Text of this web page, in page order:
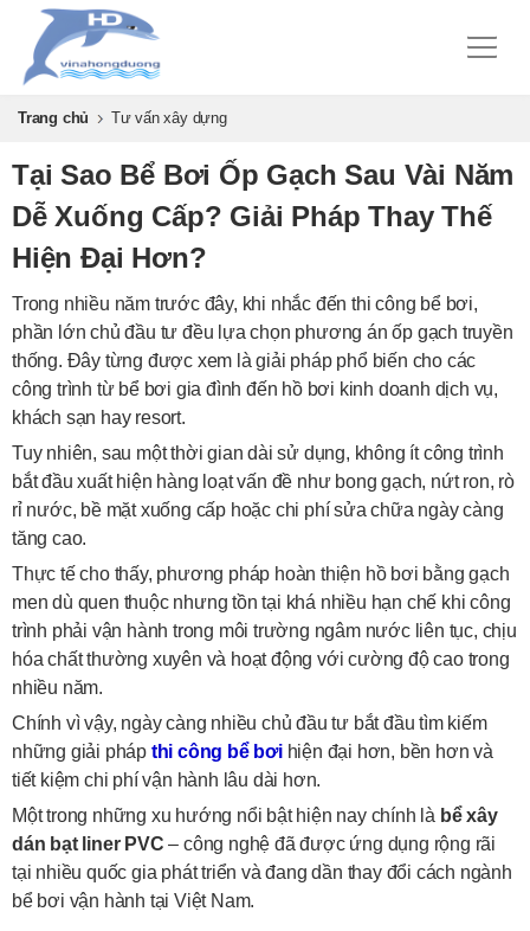
Trang chủ Tư vấn xây dựng
Tại Sao Bể Bơi Ốp Gạch Sau Vài Năm
Dễ Xuống Cấp? Giải Pháp Thay Thế
Hiện Đại Hơn?
Trong nhiều năm trước đây, khi nhắc đến thi công bể bơi,
phần lớn chủ đầu tư đều lựa chọn phương án ốp gạch truyền
thống. Đây từng được xem là giải pháp phổ biến cho các
công trình từ bể bơi gia đình đến hồ bơi kinh doanh dịch vụ,
khách sạn hay resort.
Tuy nhiên, sau một thời gian dài sử dụng, không ít công trình
bắt đầu xuất hiện hàng loạt vấn đề như bong gạch, nứt ron, rò
rỉ nước, bề mặt xuống cấp hoặc chi phí sửa chữa ngày càng
tăng cao.
Thực tế cho thấy, phương pháp hoàn thiện hồ bơi bằng gạch
men dù quen thuộc nhưng tồn tại khá nhiều hạn chế khi công
trình phải vận hành trong môi trường ngâm nước liên tục, chịu
hóa chất thường xuyên và hoạt động với cường độ cao trong
nhiều năm.
Chính vì vậy, ngày càng nhiều chủ đầu tư bắt đầu tìm kiếm
những giải pháp thi công bể bơihiện đại hơn, bền hơn và
tiết kiệm chi phí vận hành lâu dài hơn.
Một trong những xu hướng nổi bật hiện nay chính là bể xây
dán bạt liner PVC – công nghệ đã được ứng dụng rộng rãi
tại nhiều quốc gia phát triển và đang dần thay đổi cách ngành
bể bơi vận hành tại Việt Nam.